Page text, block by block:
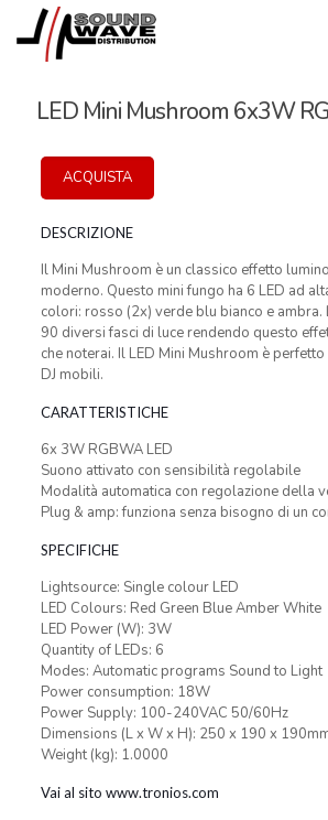
LED Mini Mushroom 6x3W
ACQUISTA
DESCRIZIONE
Il Mini Mushroom è un classico effetto
moderno. Questo mini fungo ha 6 LED ad
colori: rosso (2x) verde blu bianco e ambra.
90 diversi fasci di luce rendendo questo
che noterai. Il LED Mini Mushroom è
DJ mobili.
CARATTERISTICHE
6x 3W RGBWA LED
Suono attivato con sensibilità regolabile
Modalità automatica con regolazione della
Plug & amp: funziona senza bisogno di un
SPECIFICHE
Lightsource: Single colour LED
LED Colours: Red Green Blue Amber White
LED Power (W): 3W
Quantity of LEDs: 6
Modes: Automatic programs Sound to Light
Power consumption: 18W
Power Supply: 100-240VAC 50/60Hz
Dimensions (L x W x H): 250 x 190 x
Weight (kg): 1.0000
Vai al sito www.tronios.com